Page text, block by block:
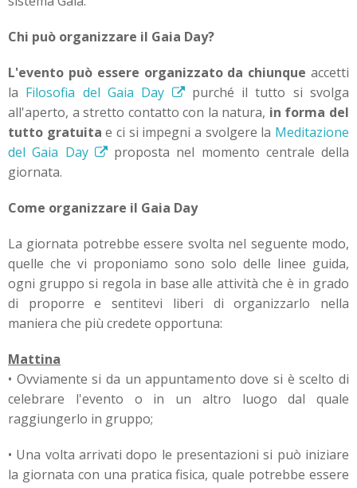
Chi può organizzare il Gaia Day?
L'evento può essere organizzato da chiunque accetti
la Filosofia del Gaia Day
purché il tutto si svolga
all'aperto, a stretto contatto con la natura, in forma del
tutto gratuita e ci si impegni a svolgere la Meditazione
del Gaia Day
proposta nel momento centrale della
giornata.
Come organizzare il Gaia Day
La giornata potrebbe essere svolta nel seguente modo,
quelle che vi proponiamo sono solo delle linee guida,
ogni gruppo si regola in base alle attività che è in grado
di proporre e sentitevi liberi di organizzarlo nella
maniera che più credete opportuna:
Mattina
• Ovviamente si da un appuntamento dove si è scelto di
celebrare l'evento o in un altro luogo dal quale
raggiungerlo in gruppo;
• Una volta arrivati dopo le presentazioni si può iniziare
la giornata con una pratica fisica, quale potrebbe essere